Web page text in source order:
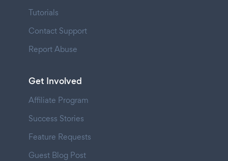
Tutorials
Contact Support
Report Abuse
Get Involved
Affiliate Program
Success Stories
Feature Requests
Guest Blog Post